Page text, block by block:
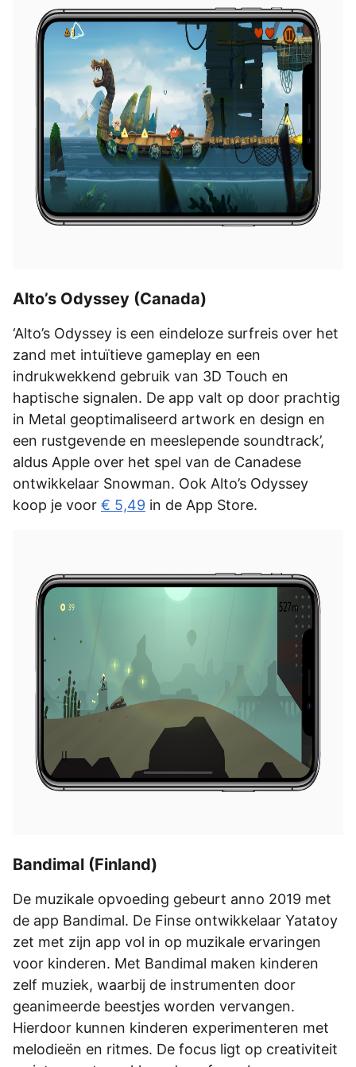
Alto’s Odyssey (Canada)
‘Alto’s Odyssey is een eindeloze surfreis over het
zand met intuïtieve gameplay en een
indrukwekkend gebruik van 3D Touch en
haptische signalen. De app valt op door prachtig
in Metal geoptimaliseerd artwork en design en
een rustgevende en meeslepende soundtrack’,
aldus Apple over het spel van de Canadese
ontwikkelaar Snowman. Ook Alto’s Odyssey
koop je voor € 5,49 in de App Store.
Bandimal (Finland)
De muzikale opvoeding gebeurt anno 2019 met
de app Bandimal. De Finse ontwikkelaar Yatatoy
zet met zijn app vol in op muzikale ervaringen
voor kinderen. Met Bandimal maken kinderen
zelf muziek, waarbij de instrumenten door
geanimeerde beestjes worden vervangen.
Hierdoor kunnen kinderen experimenteren met
melodieën en ritmes. De focus ligt op creativiteit